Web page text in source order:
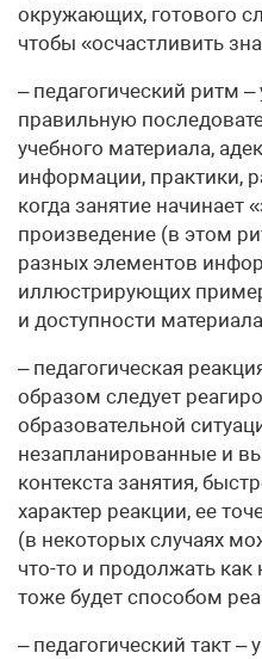
окружающих, готового
чтобы «осчастливить
– педагогический ритм
правильную
учебного материала,
информации, практики,
когда занятие начинает
произведение (в этом
разных элементов
иллюстрирующих
и доступности
– педагогическая
образом следует
образовательной
незапланированные и
контекста занятия,
характер реакции, ее
(в некоторых случаях
что-то и продолжать
тоже будет способом
– педагогический такт